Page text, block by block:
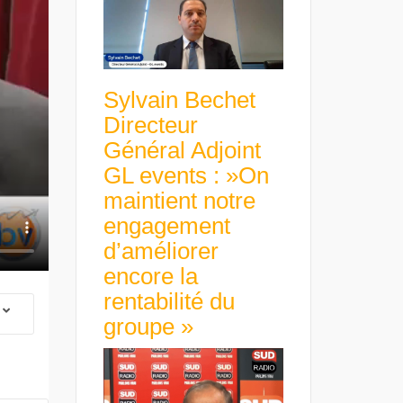
Euro numérique : la BCE
avance avec un frein à main !
Sylvain Bechet
Directeur
Général Adjoint
GL events : »On
maintient notre
engagement
d’améliorer
encore la
rentabilité du
groupe »